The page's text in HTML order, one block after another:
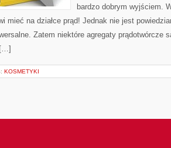
bardzo dobrym wyjściem.
mieć na działce prąd! Jednak nie jest
Zatem niektóre agregaty prądotwórcze
KOSMETYKI